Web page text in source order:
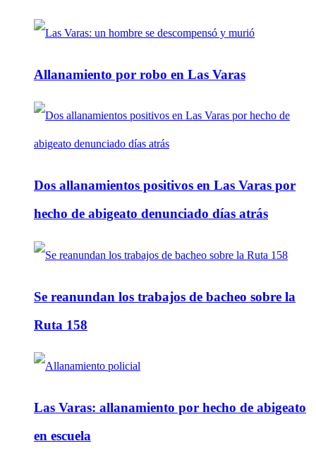
Allanamiento por robo en Las Varas
Dos allanamientos positivos en Las Varas por
hecho de abigeato denunciado días atrás
Se reanundan los trabajos de bacheo sobre la
Ruta 158
Las Varas: allanamiento por hecho de abigeato
en escuela